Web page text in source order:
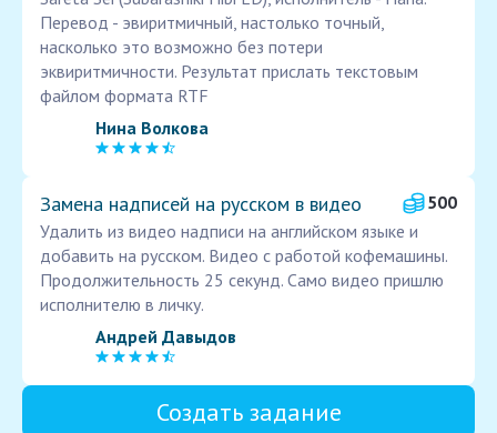
Перевод - эвиритмичный, настолько точный,
насколько это возможно без потери
эквиритмичности. Результат прислать текстовым
файлом формата RTF
Нина Волкова
Замена надписей на русском в видео
500
Удалить из видео надписи на английском языке и
добавить на русском. Видео с работой кофемашины.
Продолжительность 25 секунд. Само видео пришлю
исполнителю в личку.
Андрей Давыдов
Создать задание